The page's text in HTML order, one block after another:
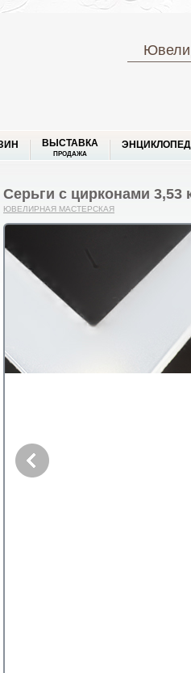
ВЫСТАВКА
ПРОДАЖА
Серьги с цирконами 3,53
ЮВЕЛИРНАЯ МАСТЕРСКАЯ